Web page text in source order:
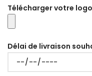
Télécharger votre
Délai de livraison